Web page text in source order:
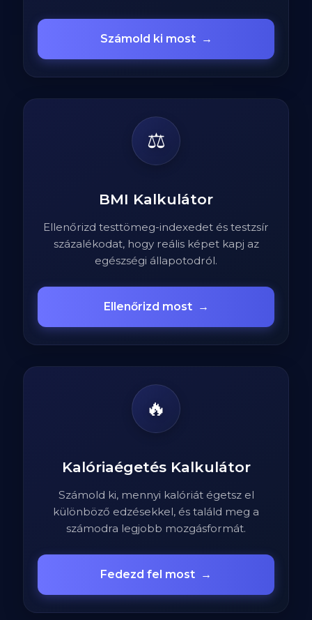
Számold ki most →
⚖️
BMI Kalkulátor
Ellenőrizd testtömeg-indexedet és testzsír
százalékodat, hogy reális képet kapj az
egészségi állapotodról.
Ellenőrizd most →
🔥
Kalóriaégetés Kalkulátor
Számold ki, mennyi kalóriát égetsz el
különböző edzésekkel, és találd meg a
számodra legjobb mozgásformát.
Fedezd fel most →